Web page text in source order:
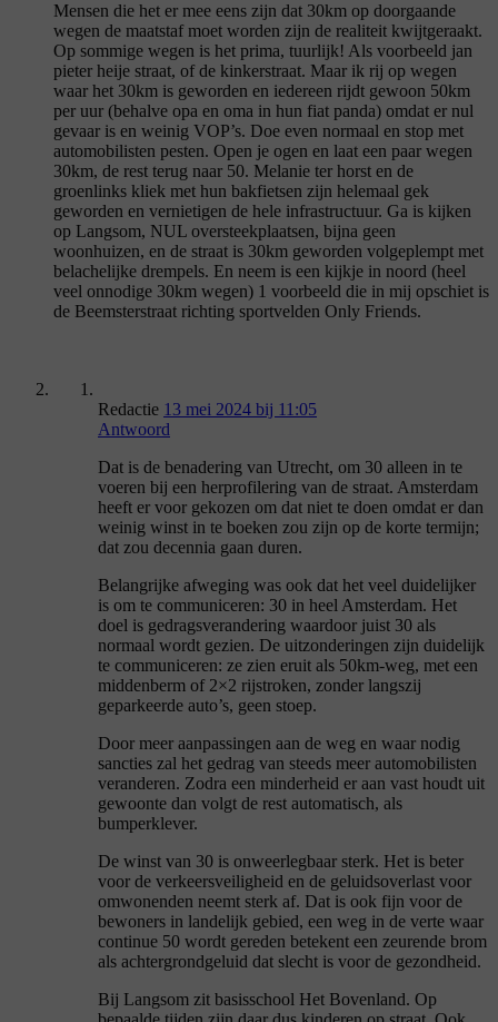
Mensen die het er mee eens zijn dat 30km op doorgaande
wegen de maatstaf moet worden zijn de realiteit kwijtgeraakt.
Op sommige wegen is het prima, tuurlijk! Als voorbeeld jan
pieter heije straat, of de kinkerstraat. Maar ik rij op wegen
waar het 30km is geworden en iedereen rijdt gewoon 50km
per uur (behalve opa en oma in hun fiat panda) omdat er nul
gevaar is en weinig VOP’s. Doe even normaal en stop met
automobilisten pesten. Open je ogen en laat een paar wegen
30km, de rest terug naar 50. Melanie ter horst en de
groenlinks kliek met hun bakfietsen zijn helemaal gek
geworden en vernietigen de hele infrastructuur. Ga is kijken
op Langsom, NUL oversteekplaatsen, bijna geen
woonhuizen, en de straat is 30km geworden volgeplempt met
belachelijke drempels. En neem is een kijkje in noord (heel
veel onnodige 30km wegen) 1 voorbeeld die in mij opschiet is
de Beemsterstraat richting sportvelden Only Friends.
Redactie 13 mei 2024 bij 11:05
Antwoord
Dat is de benadering van Utrecht, om 30 alleen in te
voeren bij een herprofilering van de straat. Amsterdam
heeft er voor gekozen om dat niet te doen omdat er dan
weinig winst in te boeken zou zijn op de korte termijn;
dat zou decennia gaan duren.
Belangrijke afweging was ook dat het veel duidelijker
is om te communiceren: 30 in heel Amsterdam. Het
doel is gedragsverandering waardoor juist 30 als
normaal wordt gezien. De uitzonderingen zijn duidelijk
te communiceren: ze zien eruit als 50km-weg, met een
middenberm of 2×2 rijstroken, zonder langszij
geparkeerde auto’s, geen stoep.
Door meer aanpassingen aan de weg en waar nodig
sancties zal het gedrag van steeds meer automobilisten
veranderen. Zodra een minderheid er aan vast houdt uit
gewoonte dan volgt de rest automatisch, als
bumperklever.
De winst van 30 is onweerlegbaar sterk. Het is beter
voor de verkeersveiligheid en de geluidsoverlast voor
omwonenden neemt sterk af. Dat is ook fijn voor de
bewoners in landelijk gebied, een weg in de verte waar
continue 50 wordt gereden betekent een zeurende brom
als achtergrondgeluid dat slecht is voor de gezondheid.
Bij Langsom zit basisschool Het Bovenland. Op